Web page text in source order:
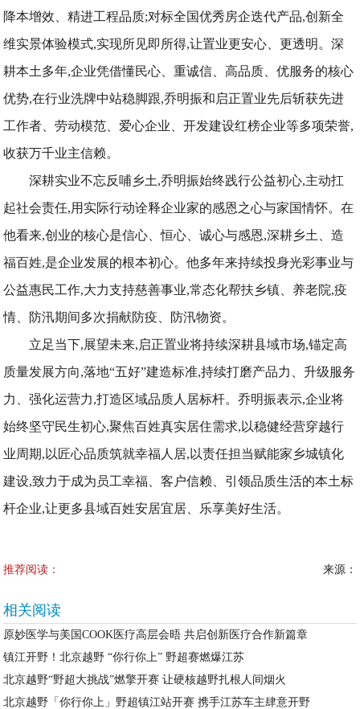
降本增效、精进工程品质;对标全国优秀房企迭代产品,创新全
维实景体验模式,实现所见即所得,让置业更安心、更透明。深
耕本土多年,企业凭借懂民心、重诚信、高品质、优服务的核心
优势,在行业洗牌中站稳脚跟,乔明振和启正置业先后斩获先进
工作者、劳动模范、爱心企业、开发建设红榜企业等多项荣誉,
收获万千业主信赖。
深耕实业不忘反哺乡土,乔明振始终践行公益初心,主动扛
起社会责任,用实际行动诠释企业家的感恩之心与家国情怀。在
他看来,创业的核心是信心、恒心、诚心与感恩,深耕乡土、造
福百姓,是企业发展的根本初心。他多年来持续投身光彩事业与
公益惠民工作,大力支持慈善事业,常态化帮扶乡镇、养老院,疫
情、防汛期间多次捐献防疫、防汛物资。
立足当下,展望未来,启正置业将持续深耕县域市场,锚定高
质量发展方向,落地“五好”建造标准,持续打磨产品力、升级服务
力、强化运营力,打造区域品质人居标杆。乔明振表示,企业将
始终坚守民生初心,聚焦百姓真实居住需求,以稳健经营穿越行
业周期,以匠心品质筑就幸福人居,以责任担当赋能家乡城镇化
建设,致力于成为员工幸福、客户信赖、引领品质生活的本土标
杆企业,让更多县域百姓安居宜居、乐享美好生活。
推荐阅读： 来源：
相关阅读
原妙医学与美国COOK医疗高层会晤 共启创新医疗合作新篇章
镇江开野！北京越野 “你行你上” 野超赛燃爆江苏
北京越野“野超大挑战”燃擎开赛 让硬核越野扎根人间烟火
北京越野「你行你上」野超镇江站开赛 携手江苏车主肆意开野